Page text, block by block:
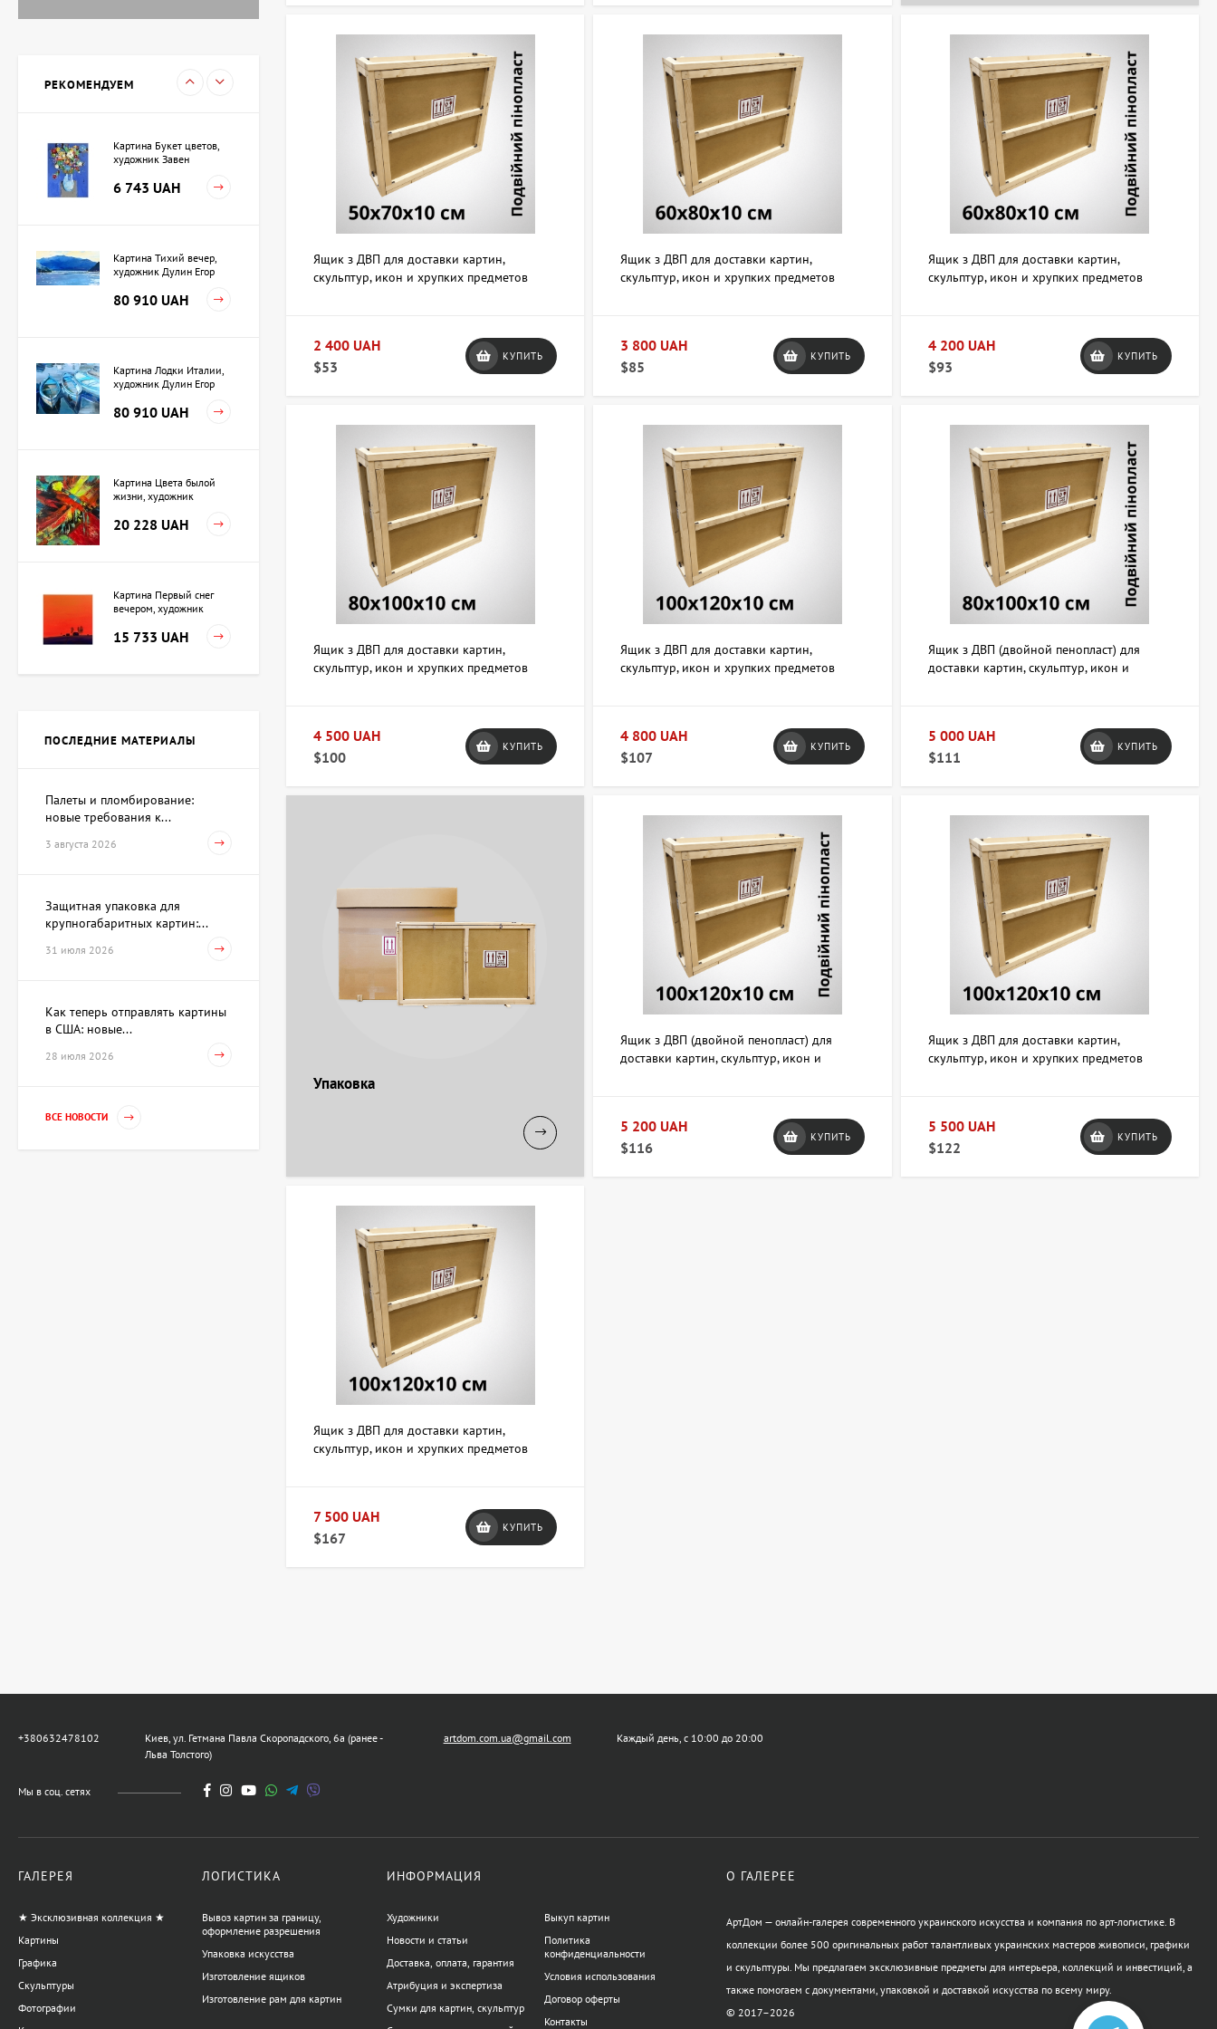
Ящик з ДВП для доставки картин,
скульптур, икон и хрупких предметов
2 400 UAH
$53
КУПИТЬ
Ящик з ДВП для доставки картин,
скульптур, икон и хрупких предметов
3 800 UAH
$85
КУПИТЬ
Ящик з ДВП для доставки картин,
скульптур, икон и хрупких предметов
4 200 UAH
$93
КУПИТЬ
Ящик з ДВП для доставки картин,
скульптур, икон и хрупких предметов
4 500 UAH
$100
КУПИТЬ
Ящик з ДВП для доставки картин,
скульптур, икон и хрупких предметов
4 800 UAH
$107
КУПИТЬ
Ящик з ДВП (двойной пенопласт) для
доставки картин, скульптур, икон и
5 000 UAH
$111
КУПИТЬ
Упаковка
Ящик з ДВП (двойной пенопласт) для
доставки картин, скульптур, икон и
5 200 UAH
$116
КУПИТЬ
Ящик з ДВП для доставки картин,
скульптур, икон и хрупких предметов
5 500 UAH
$122
КУПИТЬ
Ящик з ДВП для доставки картин,
скульптур, икон и хрупких предметов
7 500 UAH
$167
КУПИТЬ
РЕКОМЕНДУЕМ
Картина Букет цветов,
художник Завен
6 743 UAH
Картина Тихий вечер,
художник Дулин Егор
80 910 UAH
Картина Лодки Италии,
художник Дулин Егор
80 910 UAH
Картина Цвета былой
жизни, художник
20 228 UAH
Картина Первый снег
вечером, художник
15 733 UAH
Цена по
Скульптура Поиск себя,
Акварель Заговор Амура и
Венеры, художник Павлов
20 228 UAH
художник Дулин Егор
ПОСЛЕДНИЕ МАТЕРИАЛЫ
Палеты и пломбирование:
новые требования к...
3 августа 2026
Защитная упаковка для
крупногабаритных картин:...
31 июля 2026
Как теперь отправлять картины
в США: новые...
28 июля 2026
ВСЕ НОВОСТИ
+380632478102
Киев, ул. Гетмана Павла Скоропадского, 6а (ранее -
Льва Толстого)
artdom.com.ua@gmail.com Каждый день, с 10:00 до 20:00
Мы в соц. сетях
ГАЛЕРЕЯ
★ Эксклюзивная коллекция ★
Картины
Графика
Скульптуры
Фотографии
ЛОГИСТИКА
Вывоз картин за границу,
оформление разрешения
Упаковка искусства
Изготовление ящиков
Изготовление рам для картин
ИНФОРМАЦИЯ
Художники
Новости и статьи
Доставка, оплата, гарантия
Атрибуция и экспертиза
Сумки для картин, скульптур
Выкуп картин
Политика
конфиденциальности
Условия использования
Договор оферты
Контакты
О ГАЛЕРЕЕ
АртДом — онлайн-галерея современного украинского искусства и компания по арт-логистике. В
коллекции более 500 оригинальных работ талантливых украинских мастеров живописи, графики
и скульптуры. Мы предлагаем эксклюзивные предметы для интерьера, коллекций и инвестиций, а
также помогаем с документами, упаковкой и доставкой искусства по всему миру.
© 2017–2026